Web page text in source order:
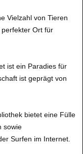
Vielzahl von Tieren
Ort für
ist ein Paradies für
ist geprägt von
bietet eine Fülle
sowie
Surfen im Internet.